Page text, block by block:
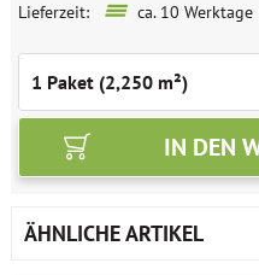
Lieferzeit: ca. 10 Werktage
IN DEN
ÄHNLICHE ARTIKEL